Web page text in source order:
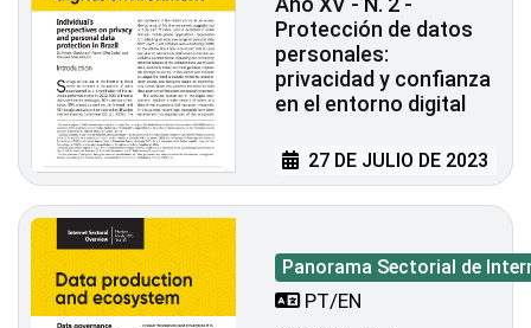
Protección de datos
personales:
privacidad y confianza
en el entorno digital
27 DE JULIO DE 2023
Panorama Sectorial de
PT/EN